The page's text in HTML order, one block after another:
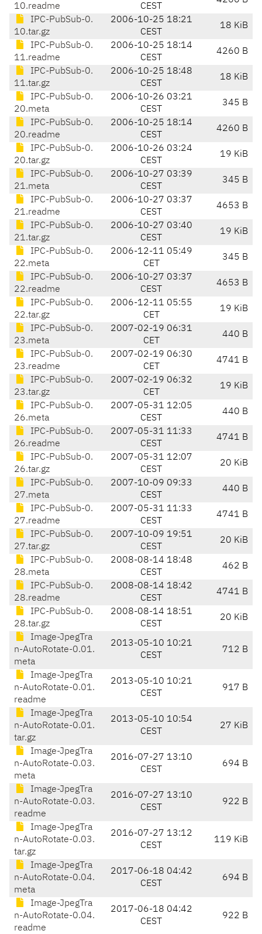
10.readme CEST
IPC-PubSub-0.
10.tar.gz
2006-10-25 18:21
CEST
18 KiB
IPC-PubSub-0.
11.readme
2006-10-25 18:14
CEST
4260 B
IPC-PubSub-0.
11.tar.gz
2006-10-25 18:48
CEST
18 KiB
IPC-PubSub-0.
20.meta
2006-10-26 03:21
CEST
345 B
IPC-PubSub-0.
20.readme
2006-10-25 18:14
CEST
4260 B
IPC-PubSub-0.
20.tar.gz
2006-10-26 03:24
CEST
19 KiB
IPC-PubSub-0.
21.meta
2006-10-27 03:39
CEST
345 B
IPC-PubSub-0.
21.readme
2006-10-27 03:37
CEST
4653 B
IPC-PubSub-0.
21.tar.gz
2006-10-27 03:40
CEST
19 KiB
IPC-PubSub-0.
22.meta
2006-12-11 05:49
CET
345 B
IPC-PubSub-0.
22.readme
2006-10-27 03:37
CEST
4653 B
IPC-PubSub-0.
22.tar.gz
2006-12-11 05:55
CET
19 KiB
IPC-PubSub-0.
23.meta
2007-02-19 06:31
CET
440 B
IPC-PubSub-0.
23.readme
2007-02-19 06:30
CET
4741 B
IPC-PubSub-0.
23.tar.gz
2007-02-19 06:32
CET
19 KiB
IPC-PubSub-0.
26.meta
2007-05-31 12:05
CEST
440 B
IPC-PubSub-0.
26.readme
2007-05-31 11:33
CEST
4741 B
IPC-PubSub-0.
26.tar.gz
2007-05-31 12:07
CEST
20 KiB
IPC-PubSub-0.
27.meta
2007-10-09 09:33
CEST
440 B
IPC-PubSub-0.
27.readme
2007-05-31 11:33
CEST
4741 B
IPC-PubSub-0.
27.tar.gz
2007-10-09 19:51
CEST
20 KiB
IPC-PubSub-0.
28.meta
2008-08-14 18:48
CEST
462 B
IPC-PubSub-0.
28.readme
2008-08-14 18:42
CEST
4741 B
IPC-PubSub-0.
28.tar.gz
2008-08-14 18:51
CEST
20 KiB
Image-JpegTra
n-AutoRotate-0.01.
meta
2013-05-10 10:21
CEST
712 B
Image-JpegTra
n-AutoRotate-0.01.
readme
2013-05-10 10:21
CEST
917 B
Image-JpegTra
n-AutoRotate-0.01.
tar.gz
2013-05-10 10:54
CEST
27 KiB
Image-JpegTra
n-AutoRotate-0.03.
meta
2016-07-27 13:10
CEST
694 B
Image-JpegTra
n-AutoRotate-0.03.
readme
2016-07-27 13:10
CEST
922 B
Image-JpegTra
n-AutoRotate-0.03.
tar.gz
2016-07-27 13:12
CEST
119 KiB
Image-JpegTra
n-AutoRotate-0.04.
meta
2017-06-18 04:42
CEST
694 B
Image-JpegTra
n-AutoRotate-0.04.
readme
2017-06-18 04:42
CEST
922 B